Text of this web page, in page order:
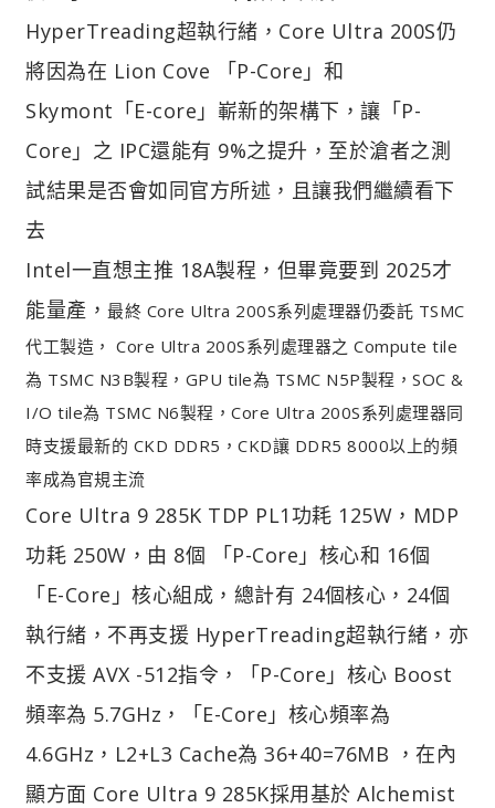
HyperTreading超執行緒，Core Ultra 200S仍
將因為在 Lion Cove 「P-Core」和
Skymont「E-core」嶄新的架構下，讓「P-
Core」之 IPC還能有 9%之提升，至於滄者之測
試結果是否會如同官方所述，且讓我們繼續看下
去
Intel一直想主推 18A製程，但畢竟要到 2025才
能量產， 最終 Core Ultra 200S系列處理器仍委託 TSMC
代工製造， Core Ultra 200S系列處理器之 Compute tile
為 TSMC N3B製程，GPU tile為 TSMC N5P製程，SOC &
I/O tile為 TSMC N6製程，Core Ultra 200S系列處理器同
時支援最新的 CKD DDR5，CKD讓 DDR5 8000以上的頻
率成為官規主流
Core Ultra 9 285K TDP PL1功耗 125W，MDP
功耗 250W，由 8個 「P-Core」核心和 16個
「E-Core」核心組成，總計有 24個核心，24個
執行緒，不再支援 HyperTreading超執行緒，亦
不支援 AVX -512指令，「P-Core」核心 Boost
頻率為 5.7GHz，「E-Core」核心頻率為
4.6GHz，L2+L3 Cache為 36+40=76MB ，在內
顯方面 Core Ultra 9 285K採用基於 Alchemist